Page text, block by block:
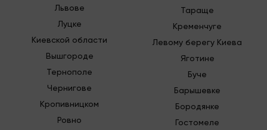
Львове
Луцке
Киевской области
Вышгороде
Тернополе
Чернигове
Кропивницком
Ровно
Тараще
Кременчуге
Левому берегу Киева
Яготине
Буче
Барышевке
Бородянке
Гостомеле